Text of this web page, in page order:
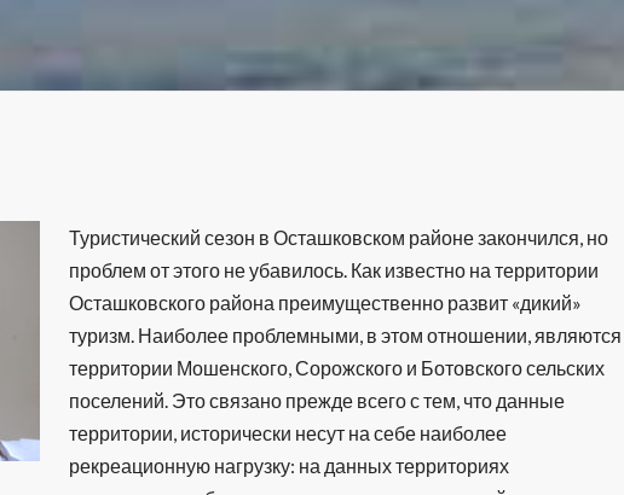
Туристический сезон в Осташковском районе закончился, но
проблем от этого не убавилось. Как известно на территории
Осташковского района преимущественно развит «дикий»
туризм. Наиболее проблемными, в этом отношении, являются
территории Мошенского, Сорожского и Ботовского сельских
поселений. Это связано прежде всего с тем, что данные
территории, исторически несут на себе наиболее
рекреационную нагрузку: на данных территориях